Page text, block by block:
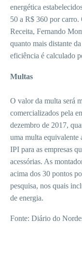
energética
50 a R$ 360 por carro.
Receita, Fernando
quanto mais distante
eficiência é calculado
Multas
O valor da multa será
comercializados pela
dezembro de 2017,
uma multa equivalente
IPI para as empresas
acessórias. As
acima dos 30 pontos
pesquisa, nos quais
de energia.
Fonte: Diário do